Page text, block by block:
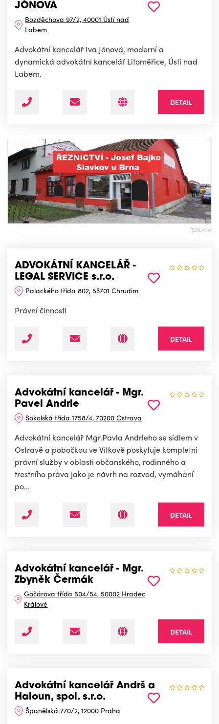
JÓNOVÁ
Bozděchova 97/2, 40001 Ústí nad
Labem
Advokátní kancelář Iva Jónová, moderní a
dynamická advokátní kancelář Litoměřice, Ústí nad
Labem.
DETAIL
REKLAMA
ADVOKÁTNÍ KANCELÁŘ -
LEGAL SERVICE s.r.o.
Palackého třída 802, 53701 Chrudim
Právní činnosti
DETAIL
Advokátní kancelář - Mgr.
Pavel Andrle
Sokolská třída 1758/4, 70200 Ostrava
Advokátní kancelář Mgr.Pavla Andrleho se sídlem v
Ostravě a pobočkou ve Vítkově poskytuje kompletní
právní služby v oblasti občanského, rodinného a
trestního práva jako je návrh na rozvod, vymáhání
po...
DETAIL
Advokátní kancelář - Mgr.
Zbyněk Čermák
Gočárova třída 504/54, 50002 Hradec
Králové
DETAIL
Advokátní kancelář Andrš a
Haloun, spol. s.r.o.
Španělská 770/2, 12000 Praha